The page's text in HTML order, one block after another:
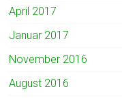
April 2017
Januar 2017
November 2016
August 2016